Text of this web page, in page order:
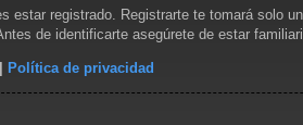
estar registrado. Registrarte te tomará solo
de identificarte asegúrete de estar
| Política de privacidad